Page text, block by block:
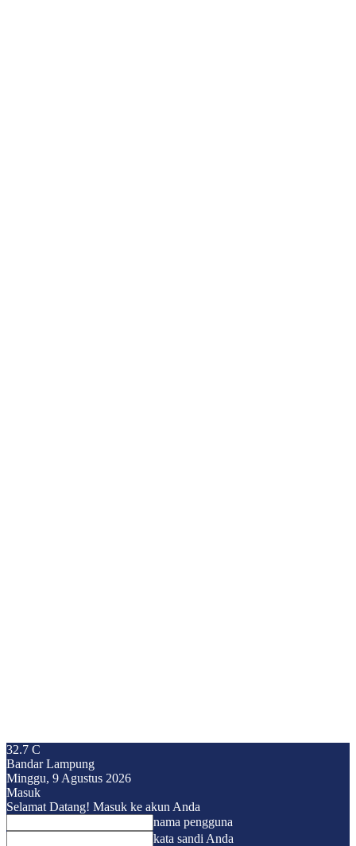
32.7 C
Bandar Lampung
Minggu, 9 Agustus 2026
Masuk
Selamat Datang! Masuk ke akun Anda
nama pengguna
kata sandi Anda